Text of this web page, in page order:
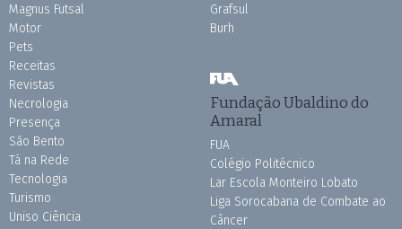
Magnus Futsal
Motor
Pets
Receitas
Revistas
Necrologia
Presença
São Bento
Tá na Rede
Tecnologia
Turismo
Uniso Ciência
Grafsul
Burh
Fundação Ubaldino do
Amaral
FUA
Colégio Politécnico
Lar Escola Monteiro Lobato
Liga Sorocabana de Combate ao
Câncer